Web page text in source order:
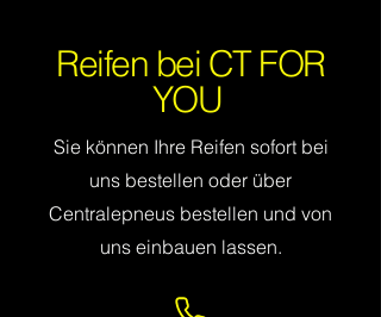
Reifen bei CT FOR
YOU
Sie können Ihre Reifen sofort bei
uns bestellen oder über
Centralepneus bestellen und von
uns einbauen lassen.